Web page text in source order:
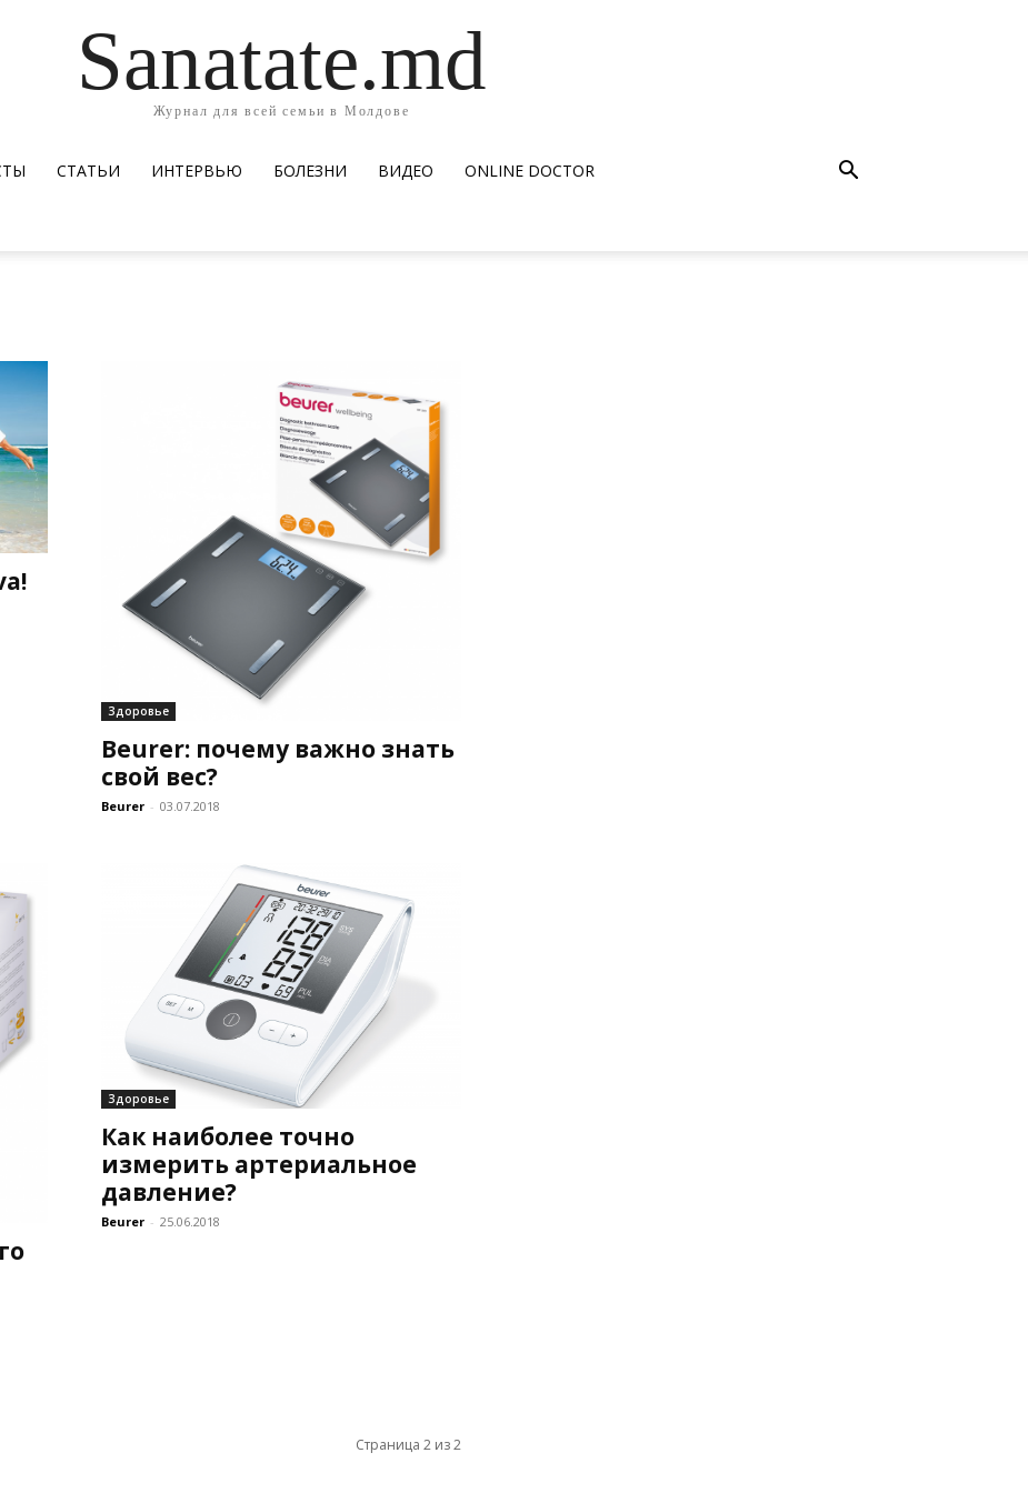
Sanatate.md
Журнал для всей семьи в Молдове
СТАТЬИ ИНТЕРВЬЮ БОЛЕЗНИ ВИДЕО ОNLINE DOCTOR
Здоровье
Beurer: почему важно знать
свой вес?
Beurer - 03.07.2018
Здоровье
Как наиболее точно
измерить артериальное
давление?
Beurer - 25.06.2018
Страница 2 из 2